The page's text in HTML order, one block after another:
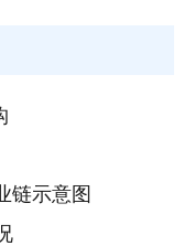
链示意图